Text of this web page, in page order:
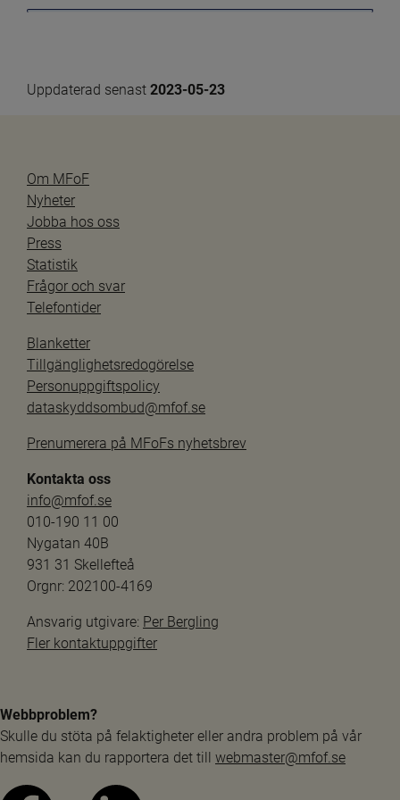
Uppdaterad senast 2023-05-23
Om MFoF
Nyheter
Jobba hos oss
Press
Statistik
Frågor och svar
Telefontider
Blanketter
Tillgänglighetsredogörelse
Personuppgiftspolicy
dataskyddsombud@mfof.se
Prenumerera på MFoFs nyhetsbrev
Kontakta oss
info@mfof.se
010-190 11 00
Nygatan 40B
931 31 Skellefteå
Orgnr: 202100-4169
Ansvarig utgivare: Per Bergling
Fler kontaktuppgifter
Webbproblem?
Skulle du stöta på felaktigheter eller andra problem på vår
hemsida kan du rapportera det till webmaster@mfof.se